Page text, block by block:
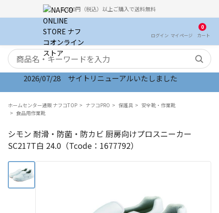
5,000円（税込）以上ご購入で送料無料
ログイン マイ ページ
0
カート
検索キーワード
2026/07/28 サイトリニューアルいたしました
ホームセンター通販 ナフコTOP ナフコPRO 保護具
安全靴・作業靴
食品用作業靴
シモン 耐滑・防菌・防カビ 厨房向けプロスニーカー
SC217T白 24.0（Tcode：1677792）